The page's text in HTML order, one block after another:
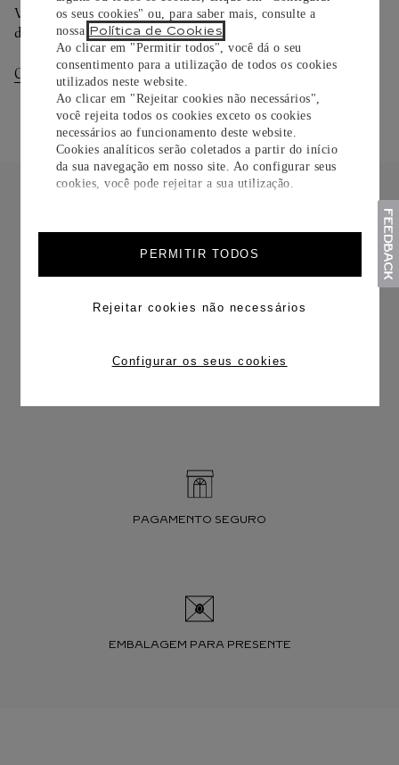
os seus cookies" ou, para saber mais, consulte a
nossa Política de Cookies
Ao clicar em "Permitir todos", você dá o seu
consentimento para a utilização de todos os cookies
utilizados neste website.
Ao clicar em "Rejeitar cookies não necessários",
você rejeita todos os cookies exceto os cookies
necessários ao funcionamento deste website.
Cookies analíticos serão coletados a partir do início
da sua navegação em nosso site. Ao configurar seus
cookies, você pode rejeitar a sua utilização.
PERMITIR TODOS
Rejeitar cookies não necessários
Configurar os seus cookies
Você pode trocar ou devolver sua criação Cartier em até 30
dias.
Consultar Entregas Consultar Devoluções
PAGAMENTO SEGURO
EMBALAGEM PARA PRESENTE